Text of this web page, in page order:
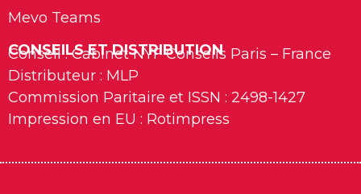
Mevo Teams
CONSEILS ET DISTRIBUTION
Conseil : Cabinet NYF Conseils Paris – France
Distributeur : MLP
Commission Paritaire et ISSN : 2498-1427
Impression en EU : Rotimpress